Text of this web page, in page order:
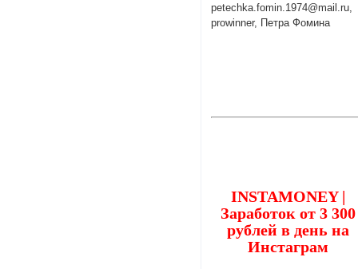
petechka.fomin.1974@mail.ru,
prowinner, Петра Фомина
INSTAMONEY |
Заработок от 3 300
рублей в день на
Инстаграм